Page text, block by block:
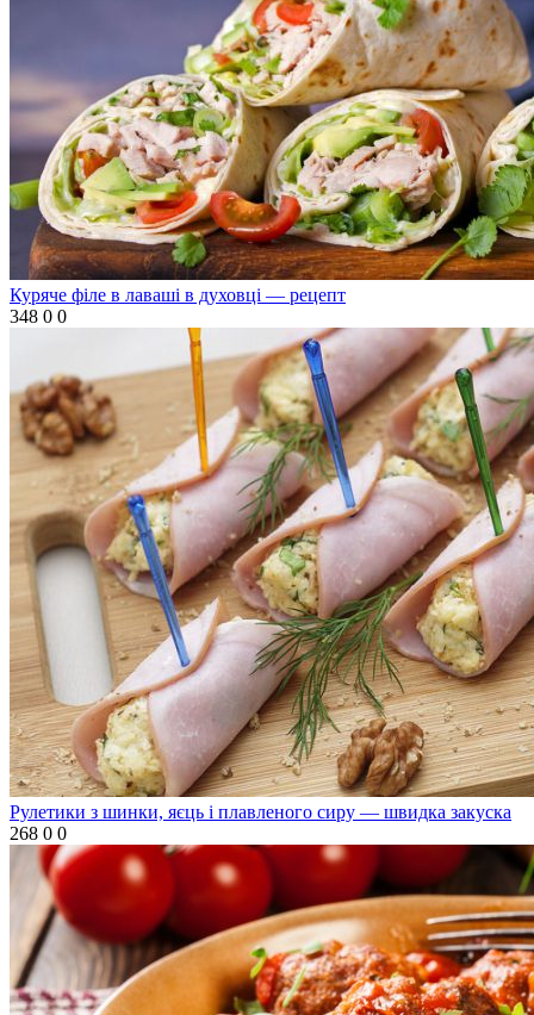
Куряче філе в лаваші в духовці — рецепт
348 0 0
Рулетики з шинки, яєць і плавленого сиру — швидка закуска
268 0 0